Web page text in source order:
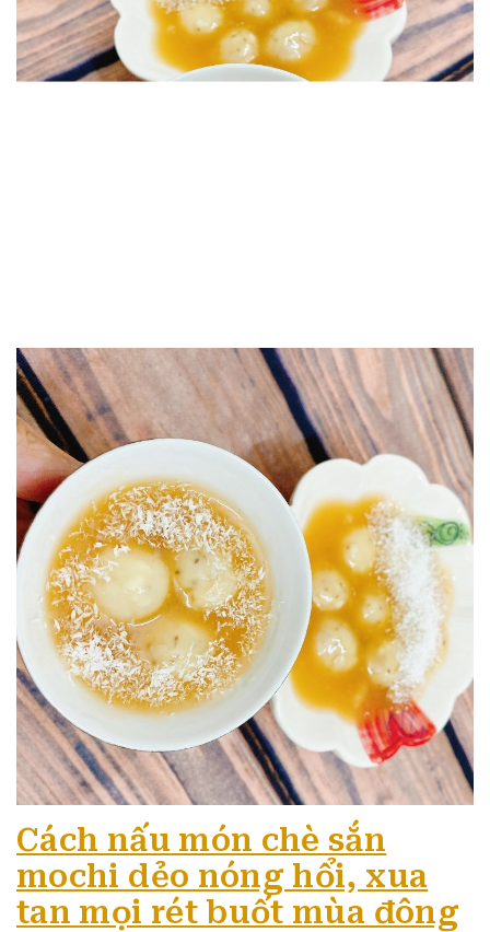
Cách nấu món chè sắn
mochi dẻo nóng hổi, xua
tan mọi rét buốt mùa đông